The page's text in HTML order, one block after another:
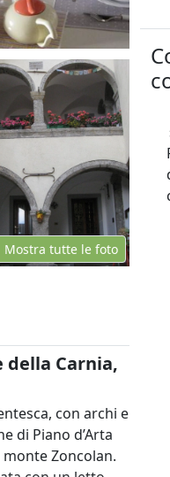
Mostra tutte le foto
Carnia,
con archi e
di Piano d’Arta
Zoncolan.